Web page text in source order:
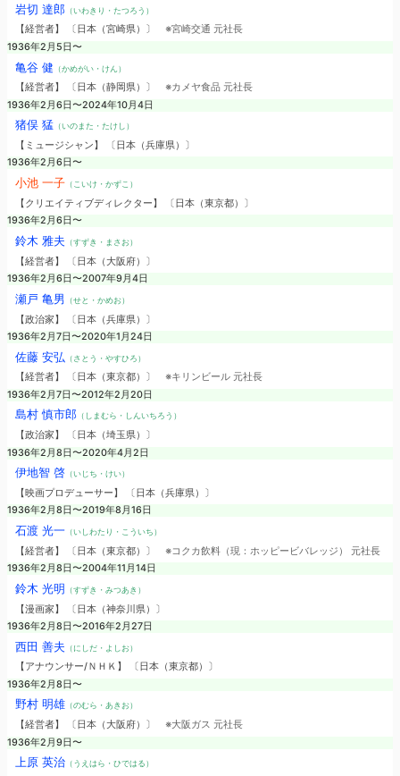
岩切 達郎（いわきり・たつろう）
【経営者】 〔日本（宮崎県）〕 ※宮崎交通 元社長
1936年2月5日〜
亀谷 健 （かめがい・けん）
【経営者】 〔日本（静岡県）〕 ※カメヤ食品 元社長
1936年2月6日〜2024年10月4日
猪俣 猛（いのまた・たけし）
【ミュージシャン】 〔日本（兵庫県）〕
1936年2月6日〜
小池 一子（こいけ・かずこ）
【クリエイティブディレクター】 〔日本（東京都）〕
1936年2月6日〜
鈴木 雅夫 （すずき・まさお）
【経営者】 〔日本（大阪府）〕
1936年2月6日〜2007年9月4日
瀬戸 亀男 （せと・かめお）
【政治家】 〔日本（兵庫県）〕
1936年2月7日〜2020年1月24日
佐藤 安弘 （さとう・やすひろ）
【経営者】 〔日本（東京都）〕 ※キリンビール 元社長
1936年2月7日〜2012年2月20日
島村 慎市郎（しまむら・しんいちろう）
【政治家】 〔日本（埼玉県）〕
1936年2月8日〜2020年4月2日
伊地智 啓（いじち・けい）
【映画プロデューサー】 〔日本（兵庫県）〕
1936年2月8日〜2019年8月16日
石渡 光一（いしわたり・こういち）
【経営者】 〔日本（東京都）〕 ※コクカ飲料（現：ホッピービバレッジ） 元社長
1936年2月8日〜2004年11月14日
鈴木 光明 （すずき・みつあき）
【漫画家】 〔日本（神奈川県）〕
1936年2月8日〜2016年2月27日
西田 善夫 （にしだ・よしお）
【アナウンサー/ＮＨＫ】 〔日本（東京都）〕
1936年2月8日〜
野村 明雄（のむら・あきお）
【経営者】 〔日本（大阪府）〕 ※大阪ガス 元社長
1936年2月9日〜
上原 英治（うえはら・ひではる）